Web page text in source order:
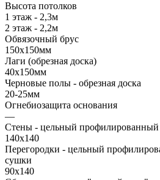
Высота потолков
1 этаж - 2,3м
2 этаж - 2,2м
Обвязочный брус
150х150мм
Лаги (обрезная доска)
40х150мм
Черновые полы - обрезная доска
20-25мм
Огнебиозащита основания
—
Стены - цельный профилированный
140х140
Перегородки - цельный
сушки
90х140